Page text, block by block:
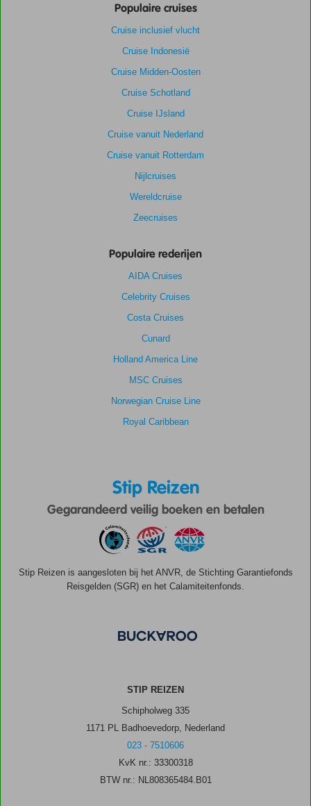
Populaire cruises
Cruise inclusief vlucht
Cruise Indonesië
Cruise Midden-Oosten
Cruise Schotland
Cruise IJsland
Cruise vanuit Nederland
Cruise vanuit Rotterdam
Nijlcruises
Wereldcruise
Zeecruises
Populaire rederijen
AIDA Cruises
Celebrity Cruises
Costa Cruises
Cunard
Holland America Line
MSC Cruises
Norwegian Cruise Line
Royal Caribbean
Stip Reizen
Gegarandeerd veilig boeken en betalen
Stip Reizen is aangesloten bij het ANVR, de Stichting Garantiefonds
Reisgelden (SGR) en het Calamiteitenfonds.
STIP REIZEN
Schipholweg 335
1171 PL Badhoevedorp, Nederland
023 - 7510606
KvK nr.: 33300318
BTW nr.: NL808365484.B01